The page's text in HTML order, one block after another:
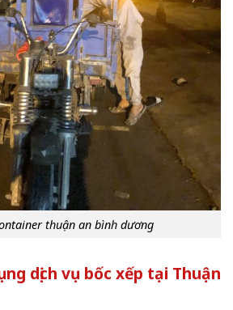
thuận an bình dương
dịch vụ bốc xếp tại Thuận